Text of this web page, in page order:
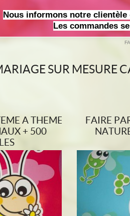
Nous informons notre clientèle
Les commandes
SUR MESURE
A THEME
+ 500
FAIRE